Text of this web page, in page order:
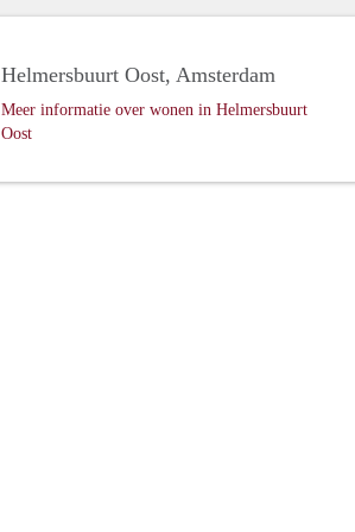
Helmersbuurt Oost, Amsterdam
Meer informatie over wonen in Helmersbuurt
Oost